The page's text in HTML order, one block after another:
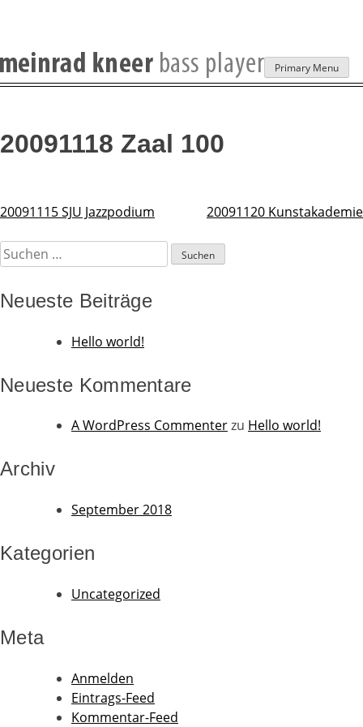
Skip
to
Primary Menu
20091118 Zaal 100
Beitragsnavigation
20091115 SJU Jazzpodium 20091120 Kunstakademie
Suchen
nach:
Neueste Beiträge
Hello world!
Neueste Kommentare
A WordPress Commenterzu Hello world!
Archiv
September 2018
Kategorien
Uncategorized
Meta
Anmelden
Eintrags-Feed
Kommentar-Feed